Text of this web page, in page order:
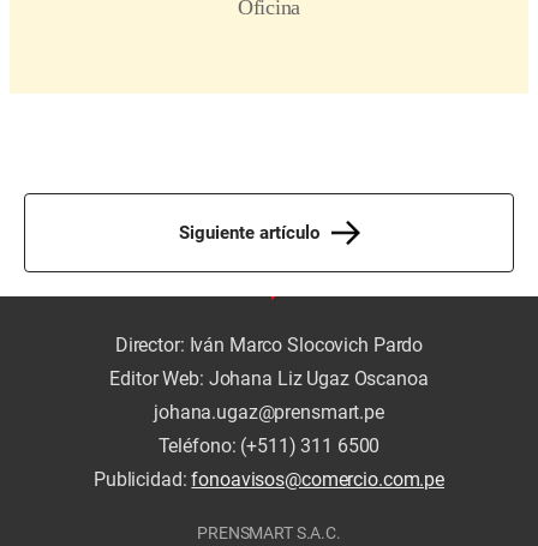
Siguiente artículo
Director: Iván Marco Slocovich Pardo
Editor Web: Johana Liz Ugaz Oscanoa
johana.ugaz@prensmart.pe
Teléfono: (+511) 311 6500
Publicidad:fonoavisos@comercio.com.pe
PRENSMART S.A.C.